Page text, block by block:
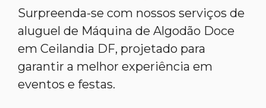
Surpreenda-se com nossos serviços de
aluguel de Máquina de Algodão Doce
em Ceilandia DF, projetado para
garantir a melhor experiência em
eventos e festas.